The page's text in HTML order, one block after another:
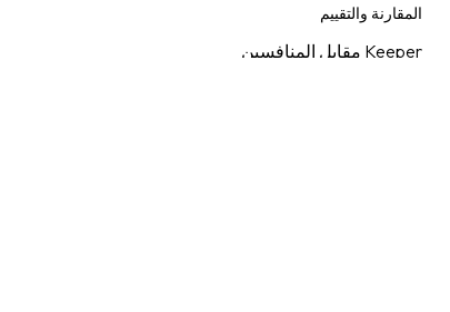
المقارنة والتقييم
Keeper مقابل المنافسين